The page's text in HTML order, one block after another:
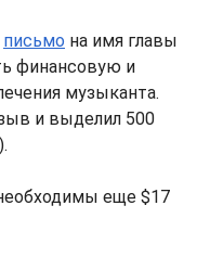
письмо на имя главы
финансовую и
музыканта.
и выделил 500
еще $17